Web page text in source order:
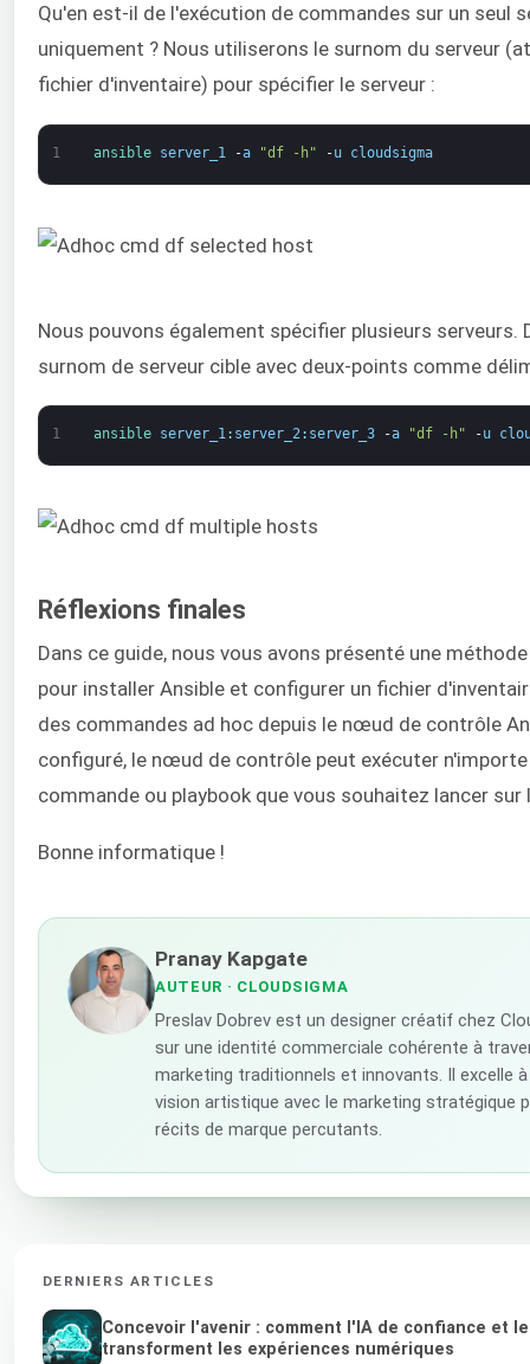
Qu'en est-il de l'exécution de commandes sur un seul
uniquement ? Nous utiliserons le surnom du serveur
fichier d'inventaire) pour spécifier le serveur :
1 ansible server_1 -a "df -h" -u cloudsigma
Nous pouvons également spécifier plusieurs serveurs.
surnom de serveur cible avec deux-points comme
1 ansible server_1: server_2: server_3 -a "df -h" -u
Réflexions finales
Dans ce guide, nous vous avons présenté une
pour installer Ansible et configurer un fichier
des commandes ad hoc depuis le nœud de contrôle
configuré, le nœud de contrôle peut exécuter
commande ou playbook que vous souhaitez lancer sur
Bonne informatique !
Pranay Kapgate
AUTEUR · CLOUDSIGMA
Preslav Dobrev est un designer créatif chez
sur une identité commerciale cohérente à
marketing traditionnels et innovants. Il excelle
vision artistique avec le marketing stratégique
récits de marque percutants.
DERNIERS ARTICLES
Concevoir l'avenir : comment l'IA de confiance et
transforment les expériences numériques